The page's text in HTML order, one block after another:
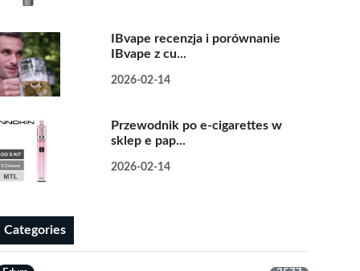
IBvape recenzja i porównanie
IBvape z cu...
2026-02-14
Przewodnik po e-cigarettes w
sklep e pap...
2026-02-14
Categories